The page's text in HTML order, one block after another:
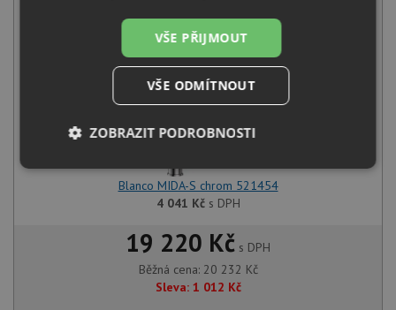
+
Blanco MIDA-S chrom 521454
4 041 Kčs DPH
19 220 Kč s DPH
Běžná cena: 20 232 Kč
Sleva: 1 012 Kč
VŠE PŘIJMOUT
VŠE ODMÍTNOUT
ZOBRAZIT PODROBNOSTI
Nezbytně
nutné
Výkonové
soubory
Soubory
cílení
Funkční soubory
Nezařazené
soubory